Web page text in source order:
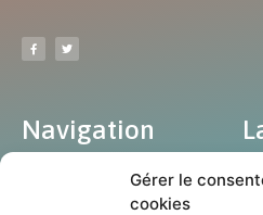
Gérer le
cookies
Navigation